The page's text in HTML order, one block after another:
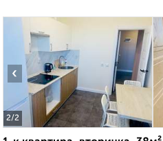
2/2
‹